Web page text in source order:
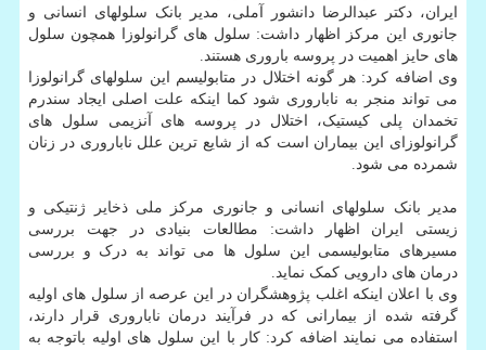
ایران، دکتر عبدالرضا دانشور آملی، مدیر بانک سلولهای انسانی و
جانوری این مرکز اظهار داشت: سلول های گرانولوزا همچون سلول
های حایز اهمیت در پروسه باروری هستند.
وی اضافه کرد: هر گونه اختلال در متابولیسم این سلولهای گرانولوزا
می تواند منجر به ناباروری شود کما اینکه علت اصلی ایجاد سندرم
تخمدان پلی کیستیک، اختلال در پروسه های آنزیمی سلول های
گرانولوزای این بیماران است که از شایع ترین علل ناباروری در زنان
شمرده می شود.
مدیر بانک سلولهای انسانی و جانوری مرکز ملی ذخایر ژنتیکی و
زیستی ایران اظهار داشت: مطالعات بنیادی در جهت بررسی
مسیرهای متابولیسمی این سلول ها می تواند به درک و بررسی
درمان های دارویی کمک نماید.
وی با اعلان اینکه اغلب پژوهشگران در این عرصه از سلول های اولیه
گرفته شده از بیمارانی که در فرآیند درمان ناباروری قرار دارند،
استفاده می نمایند اضافه کرد: کار با این سلول های اولیه باتوجه به